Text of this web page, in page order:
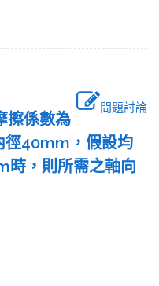
問題討論
擦係數為
徑40mm，假設均
時，則所需之軸向